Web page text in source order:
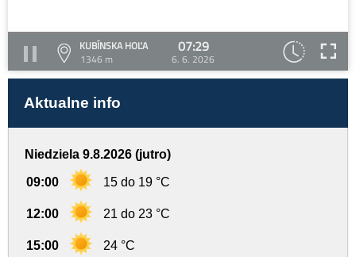
KUBÍNSKA HOĽA
1346 m
07:29
6. 6. 2026
Aktualne info
Niedziela 9.8.2026 (jutro)
09:00 15 do 19 °C
12:00 21 do 23 °C
15:00 24 °C